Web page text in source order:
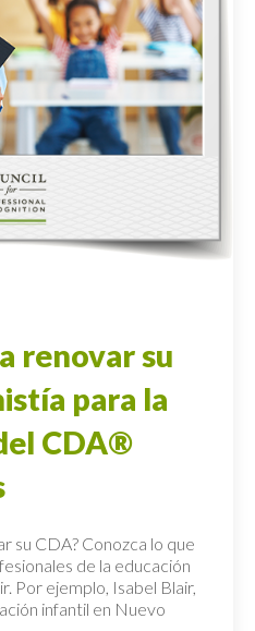
renovar su
para la
CDA®
su CDA? Conozca lo que
de la educación
Por ejemplo, Isabel Blair,
infantil en Nuevo